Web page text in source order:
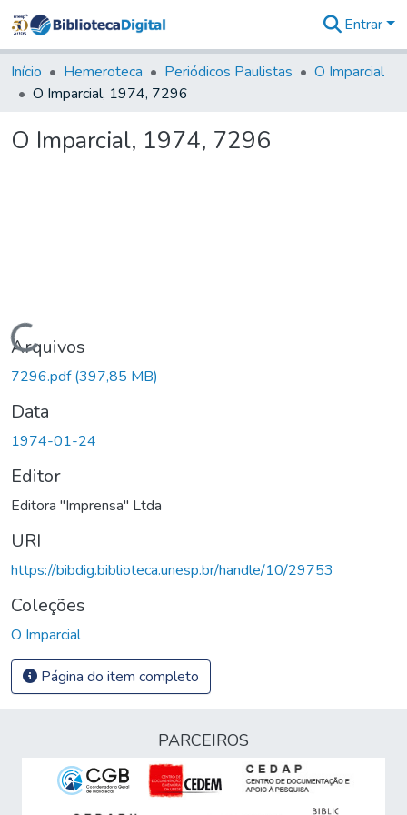
&
Coleções
Tudo na
Digital
Entrar
Início Hemeroteca Periódicos Paulistas
O Imparcial
O Imparcial, 1974, 7296
O Imparcial, 1974, 7296
Carregando...
Arquivos
7296.pdf(397,85 MB)
Data
1974-01-24
Editor
Editora "Imprensa" Ltda
URI
https://bibdig.biblioteca.unesp.br/handle/10/29753
Coleções
O Imparcial
Página do item completo
PARCEIROS